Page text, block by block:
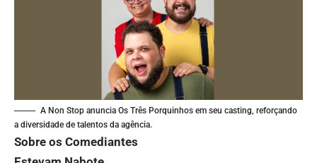
A Non Stop anuncia Os Três Porquinhos em seu casting, reforçando
a diversidade de talentos da agência.
Sobre os Comediantes